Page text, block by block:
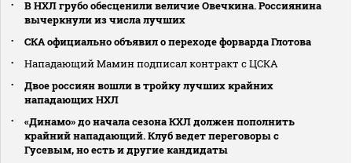
В НХЛ грубо обесценили величие Овечкина. Россиянина
вычеркнули из числа лучших
СКА официально объявил о переходе форварда Глотова
Нападающий Мамин подписал контракт с ЦСКА
Двое россиян вошли в тройку лучших крайних
нападающих НХЛ
«Динамо» до начала сезона КХЛ должен пополнить
крайний нападающий. Клуб ведет переговоры с
Гусевым, но есть и другие кандидаты